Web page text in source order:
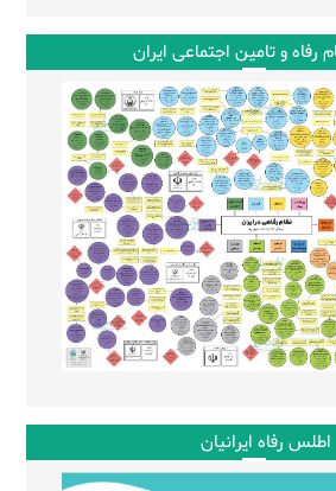
رفاه و تامین اجتماعی ایران
اطلس رفاه ایرانیان